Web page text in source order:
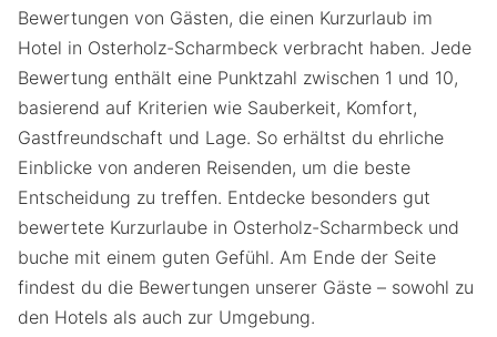
Bewertungen von Gästen, die einen Kurzurlaub im
Hotel in Osterholz-Scharmbeck verbracht haben. Jede
Bewertung enthält eine Punktzahl zwischen 1 und 10,
basierend auf Kriterien wie Sauberkeit, Komfort,
Gastfreundschaft und Lage. So erhältst du ehrliche
Einblicke von anderen Reisenden, um die beste
Entscheidung zu treffen. Entdecke besonders gut
bewertete Kurzurlaube in Osterholz-Scharmbeck und
buche mit einem guten Gefühl. Am Ende der Seite
findest du die Bewertungen unserer Gäste – sowohl zu
den Hotels als auch zur Umgebung.